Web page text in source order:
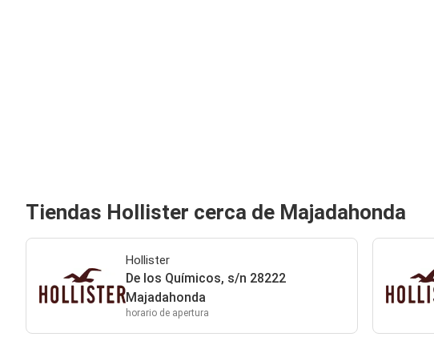
Tiendas Hollister cerca de Majadahonda
Hollister
De los Químicos, s/n 28222
Majadahonda
horario de apertura